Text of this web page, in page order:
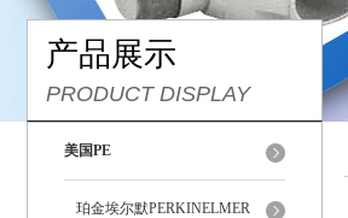
产品展示
PRODUCT DISPLAY
美国PE
珀金埃尔默PERKINELMER